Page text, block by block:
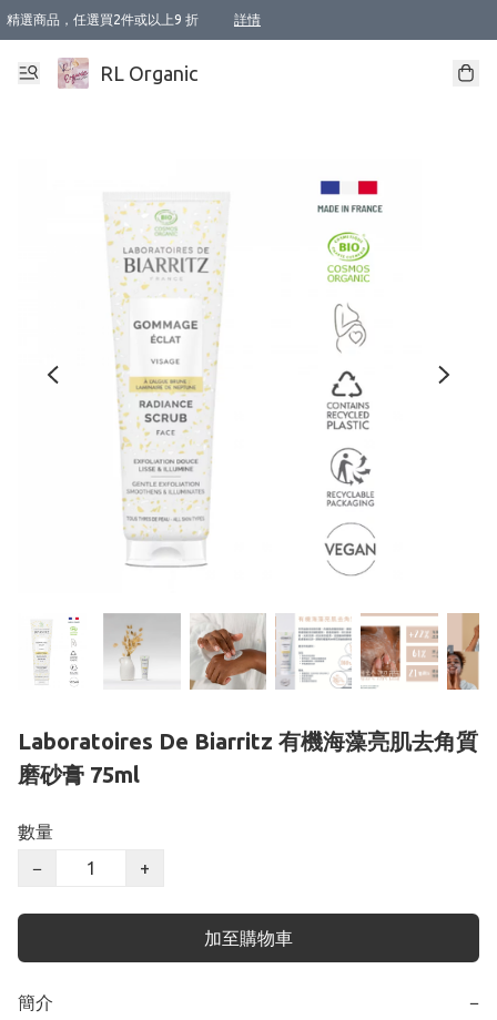
精選商品，任選買2件或以上9 折 詳情
XI周年優惠【新品自由選2件88折/3件85折】
XI周年優惠【Chakra 脈輪平衡自由選2件9折/3件85折/5件8折】
Florame 肌底自由選 2支9折 3支85折
XI周年優惠【蟲蟲退散 · 防衛結界﹞系列2件9折】
Sunki 任選2件95折
BIOFFICINA TOSCANA 任選2支9折 3支85折
Lamav 任選1件9折 2件85折
Mukti Organics 指定產品任選1件9折, 2件88折 3件85折
Intelligent Nutrients Skincare 任選2件9折
deodorant 任選2件88折
化妝品 任選2件95折
XI周年優惠【身心靈單品 任選2件9折/3件85折/5件8折】
XI周年優惠 【精油/香水 任選2件9折/3件85折/5件8折】
XI周年優惠【「關節到肌膚」全效養護 BODY OIL 組2件88折/3件85折】
XI周年優惠【夏日有機物理防曬套裝2件88折】
XI周年優惠【夏日潔面隨意選2件88折/3件85折】
XI周年優惠【逆齡奇蹟抗氧 11 自由選2件88折/3件85折/4件或以上8折】
新會員首次購物即享全單 95 折優惠！
成為VIP / VVIP 可享有生日月現金扣減獎賞優惠 !! 記得去賬户資料填上生日日期啦 !
選用順豐速運，滿$500 免運費
本地速遞 京東 送住宅/ 工商地址 $400 免運費
澳門訂單選用順豐速運，滿$800 免運費
RL Organic
Laboratoires De Biarritz 有機海藻亮肌去角質
磨砂膏 75ml
數量
−
+
加至購物車
簡介 −